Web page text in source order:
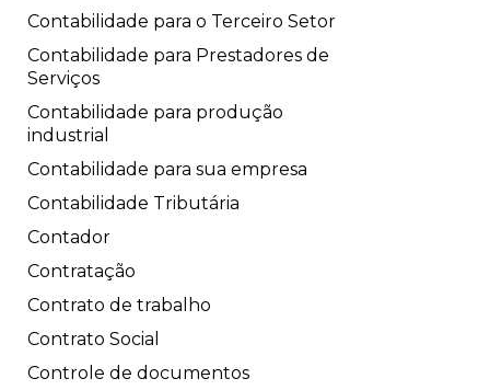
Contabilidade para o Terceiro Setor
Contabilidade para Prestadores de
Serviços
Contabilidade para produção
industrial
Contabilidade para sua empresa
Contabilidade Tributária
Contador
Contratação
Contrato de trabalho
Contrato Social
Controle de documentos